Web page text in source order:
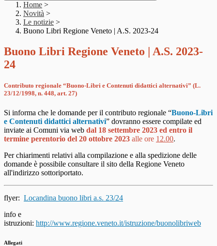
Home >
Novità >
Le notizie >
Buono Libri Regione Veneto | A.S. 2023-24
Buono Libri Regione Veneto | A.S. 2023-
24
Contributo regionale “Buono-Libri e Contenuti didattici alternativi” (L.
23/12/1998, n. 448, art. 27)
Si informa che le domande per il contributo regionale “Buono-Libri
e Contenuti didattici alternativi” dovranno essere compilate ed
inviate ai Comuni via web dal 18 settembre 2023 ed entro il
termine perentorio del 20 ottobre 2023 alle ore 12.00.
Per chiarimenti relativi alla compilazione e alla spedizione delle
domande è possibile consultare il sito della Regione Veneto
all'indirizzo sottoriportato.
flyer: Locandina buono libri a.s. 23/24
info e
istruzioni: http://www.regione.veneto.it/istruzione/buonolibriweb
Allegati